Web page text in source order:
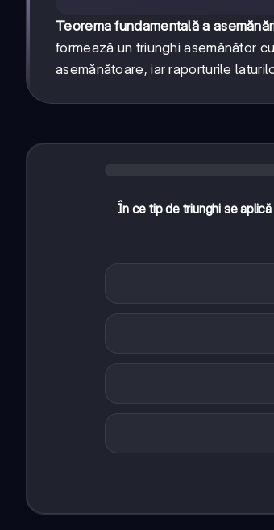
Teorema fundamentală a
formează un triunghi asemănător
asemănătoare, iar raporturile
În ce tip de triunghi se